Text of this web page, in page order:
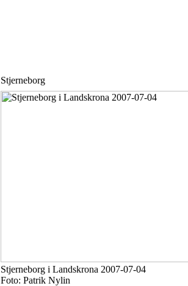
Stjerneborg
Stjerneborg i Landskrona 2007-07-04
Foto: Patrik Nylin